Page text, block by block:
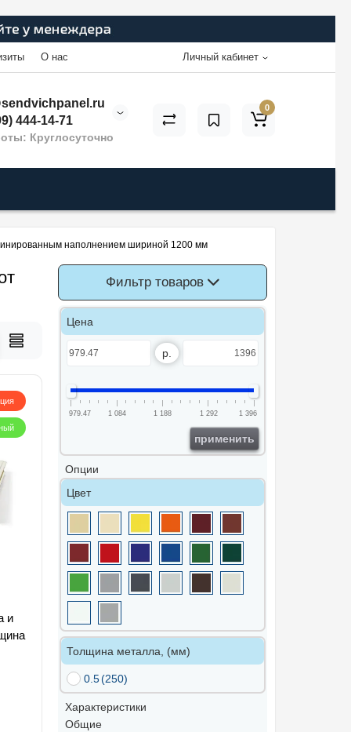
О нас Личный кабинет
444-14-71
Круглосуточно
0
наполнением шириной 1200 мм
и
Фильтр товаров
Цена
р.
979.47 1 084 1 188 1 292 1 396
применить
Опции
Цвет
Толщина металла, (мм)
0.5(250)
Характеристики
Общие